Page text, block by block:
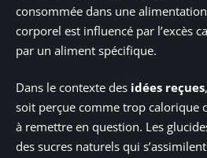
consommée dans une
corporel est influencé par l’excès
par un aliment spécifique.
Dans le contexte des idées reçues
soit perçue comme trop calorique
à remettre en question. Les
des sucres naturels qui